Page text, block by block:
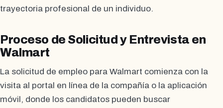
trayectoria profesional de un individuo.
Proceso de Solicitud y Entrevista en
Walmart
La solicitud de empleo para Walmart comienza con la
visita al portal en línea de la compañía o la aplicación
móvil, donde los candidatos pueden buscar